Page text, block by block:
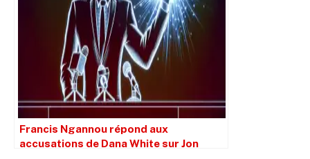
Francis Ngannou répond aux
accusations de Dana White sur Jon